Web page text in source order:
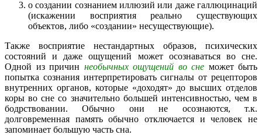
о создании сознанием иллюзий или даже галлюцинаций
(искажении восприятия реально существующих
объектов, либо «создании» несуществующие).
Также восприятие нестандартных образов, психических
состояний и даже ощущений может осознаваться во сне.
Одной из причин необычных ощущений во сне может быть
попытка сознания интерпретировать сигналы от рецепторов
внутренних органов, которые «доходят» до высших отделов
коры во сне со значительно большей интенсивностью, чем в
бодрствовании. Обычно они не осознаются, т.к.
долговременная память обычно отключается и человек не
запоминает большую часть сна.